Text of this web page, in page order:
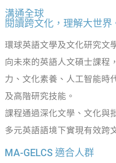
溝通全球
閱讀跨文化，理解大世界
環球英語文學及文化研究文
向未來的英語人文碩士課程
力、文化素養、人工智能時
及高階研究技能。
課程通過深化文學、文化與
多元英語語境下實現有效跨
MA-GELCS 適合人群